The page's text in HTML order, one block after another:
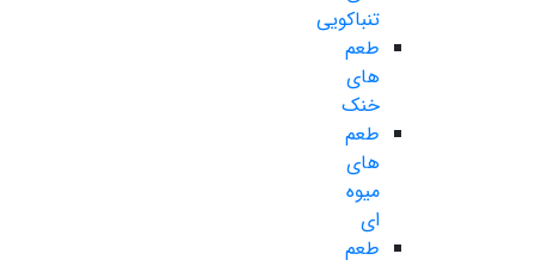
تنباکویی
طعم
های
خنک
طعم
های
میوه
ای
طعم